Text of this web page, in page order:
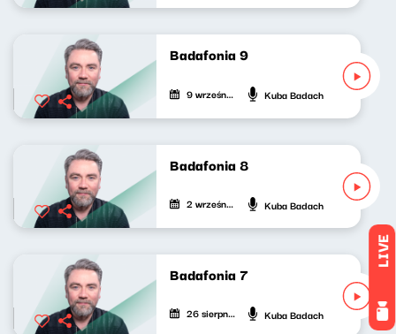
LIVE
Badafonia 9
9 września 2020 Kuba Badach
Badafonia 8
2 września 2020 Kuba Badach
Badafonia 7
26 sierpnia 2020 Kuba Badach